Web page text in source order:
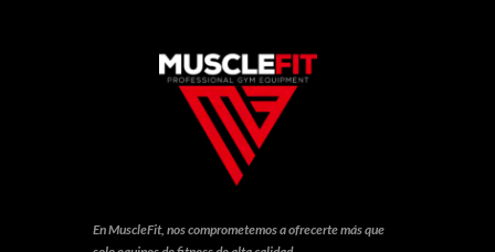
En MuscleFit, nos comprometemos a ofrecerte más que